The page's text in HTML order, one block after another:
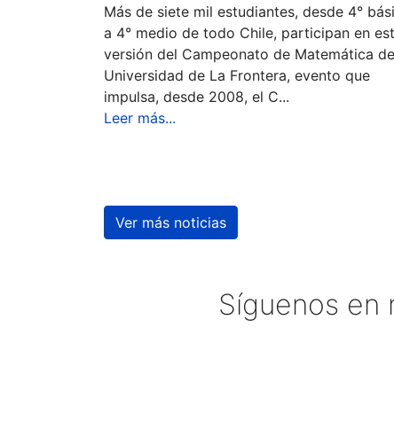
Más de siete mil estudiantes, desde 4°
a 4° medio de todo Chile, participan en
versión del Campeonato de Matemática
Universidad de La Frontera, evento que
impulsa, desde 2008, el C...
Leer más...
Ver más noticias
Síguenos en